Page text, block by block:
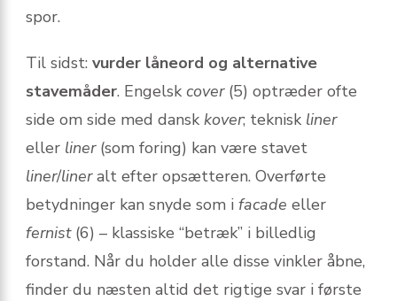
spor.
Til sidst: vurder låneord og alternative
stavemåder. Engelsk cover(5) optræder ofte
side om side med dansk kover; teknisk liner
eller liner(som foring) kan være stavet
liner/lineralt efter opsætteren. Overførte
betydninger kan snyde som i facade eller
fernist(6) – klassiske “betræk” i billedlig
forstand. Når du holder alle disse vinkler åbne,
finder du næsten altid det rigtige svar i første